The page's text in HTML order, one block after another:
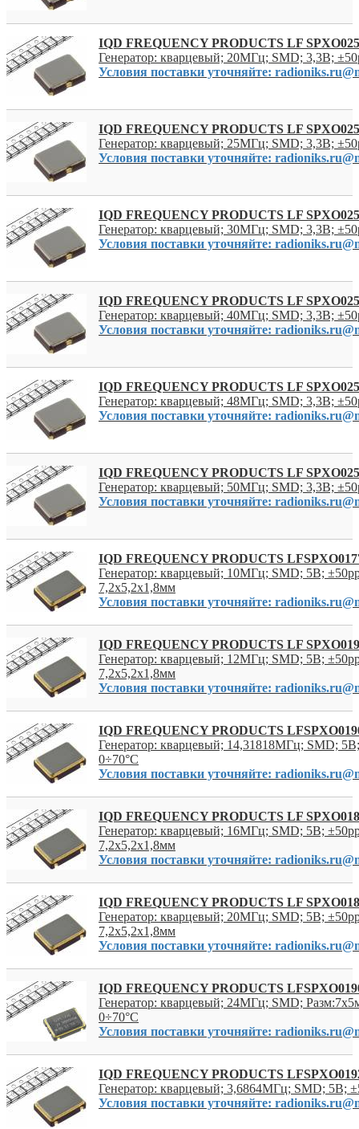
IQD FREQUENCY PRODUCTS LF
Генератор: кварцевый; 20МГц; SMD; 3,3В;
Условия поставки уточняйте:
IQD FREQUENCY PRODUCTS LF
Генератор: кварцевый; 25МГц; SMD; 3,3В;
Условия поставки уточняйте:
IQD FREQUENCY PRODUCTS LF
Генератор: кварцевый; 30МГц; SMD; 3,3В;
Условия поставки уточняйте:
IQD FREQUENCY PRODUCTS LF
Генератор: кварцевый; 40МГц; SMD; 3,3В;
Условия поставки уточняйте:
IQD FREQUENCY PRODUCTS LF
Генератор: кварцевый; 48МГц; SMD; 3,3В;
Условия поставки уточняйте:
IQD FREQUENCY PRODUCTS LF
Генератор: кварцевый; 50МГц; SMD; 3,3В;
Условия поставки уточняйте:
IQD FREQUENCY PRODUCTS
Генератор: кварцевый; 10МГц; SMD; 5В;
7,2x5,2x1,8мм
Условия поставки уточняйте:
IQD FREQUENCY PRODUCTS LF
Генератор: кварцевый; 12МГц; SMD; 5В;
7,2x5,2x1,8мм
Условия поставки уточняйте:
IQD FREQUENCY PRODUCTS
Генератор: кварцевый; 14,31818МГц; SMD;
0÷70°C
Условия поставки уточняйте:
IQD FREQUENCY PRODUCTS LF
Генератор: кварцевый; 16МГц; SMD; 5В;
7,2x5,2x1,8мм
Условия поставки уточняйте:
IQD FREQUENCY PRODUCTS LF
Генератор: кварцевый; 20МГц; SMD; 5В;
7,2x5,2x1,8мм
Условия поставки уточняйте:
IQD FREQUENCY PRODUCTS
Генератор: кварцевый; 24МГц; SMD;
0÷70°C
Условия поставки уточняйте:
IQD FREQUENCY PRODUCTS
Генератор: кварцевый; 3,6864МГц; SMD; 5В;
Условия поставки уточняйте: